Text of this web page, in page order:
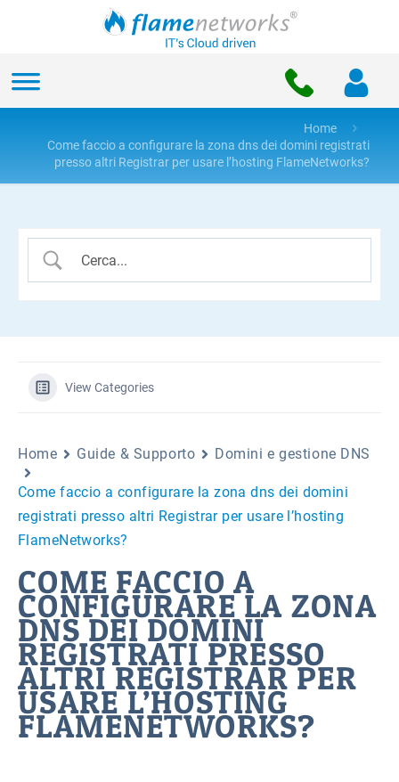
Home
Come faccio a configurare la zona dns dei domini registrati
presso altri Registrar per usare l’hosting FlameNetworks?
View Categories
Home Guide & Supporto Domini e gestione DNS
Come faccio a configurare la zona dns dei domini
registrati presso altri Registrar per usare l’hosting
FlameNetworks?
COME FACCIO A
CONFIGURARE LA ZONA
DNS DEI DOMINI
REGISTRATI PRESSO
ALTRI REGISTRAR PER
USARE L’HOSTING
FLAMENETWORKS?